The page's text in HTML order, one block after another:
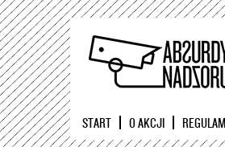
START O AKCJI